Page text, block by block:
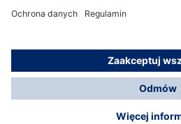
© Dräger Polska Sp. z o.o., 2025
*Wszystkie ceny bez VAT, na